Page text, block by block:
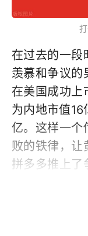
在过去的一段
羡慕和争议的
在美国成功上
为内地市值16
亿。这样一个
败的铁律，让
拼多多推上了
到了太多的
的观点，在